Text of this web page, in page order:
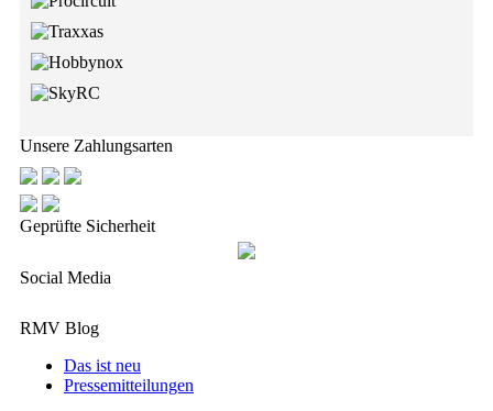
Unsere Zahlungsarten
Geprüfte Sicherheit
Social Media
RMV Blog
Das ist neu
Pressemitteilungen